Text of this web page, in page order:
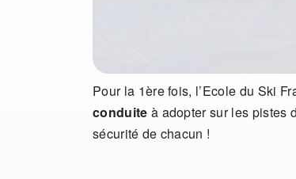
Pour la 1ère fois, l’Ecole du Ski
conduite à adopter sur les pistes
sécurité de chacun !